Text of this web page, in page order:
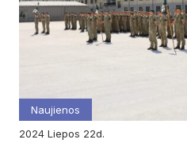
Naujienos
2024
liepos 22d.